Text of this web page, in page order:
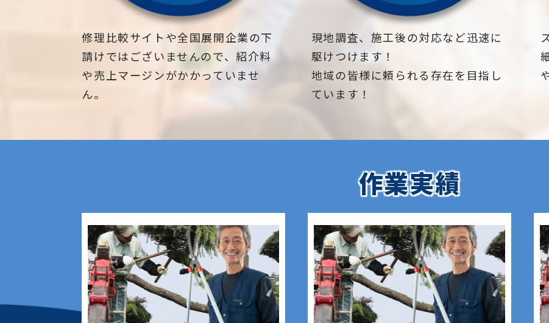
修理比較サイトや全国展開企業の下
請けではございませんので、紹介料
や売上マージンがかかっていませ
ん。
現地調査、施工後の対応など迅速に
駆けつけます！
地域の皆様に頼られる存在を目指し
ています！
作業実績